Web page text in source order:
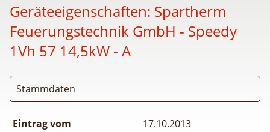
Geräteeigenschaften: Spartherm
Feuerungstechnik GmbH - Speedy
1Vh 57 14,5kW - A
Stammdaten
Eintrag vom
17.10.2013